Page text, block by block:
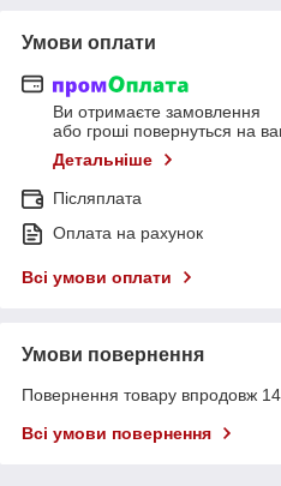
Умови оплати
Ви отримаєте замовлення
або гроші повернуться на
Детальніше
Післяплата
Оплата на рахунок
Всі умови оплати
Умови повернення
Повернення товару впродовж 14
Всі умови повернення